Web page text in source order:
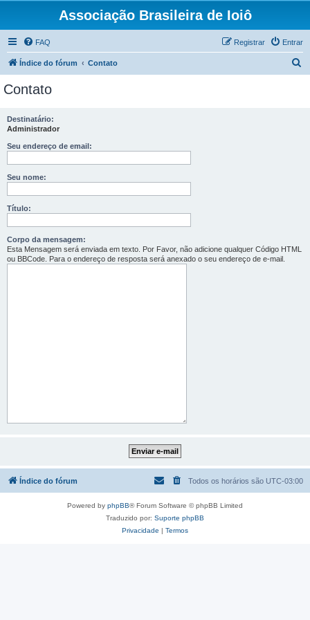
Associação Brasileira de Ioiô
FAQ Entrar
Registrar
Índice do fórum Contato
Contato
Destinatário:
Administrador
Seu endereço de email:
Seu nome:
Título:
Corpo da mensagem:
Esta Mensagem será enviada em texto. Por Favor, não adicione qualquer Código HTML
ou BBCode. Para o endereço de resposta será anexado o seu endereço de e-mail.
Índice do fórum Todos os horários são UTC-03:00
Powered by phpBB® Forum Software © phpBB Limited
Traduzido por: Suporte phpBB
Privacidade | Termos